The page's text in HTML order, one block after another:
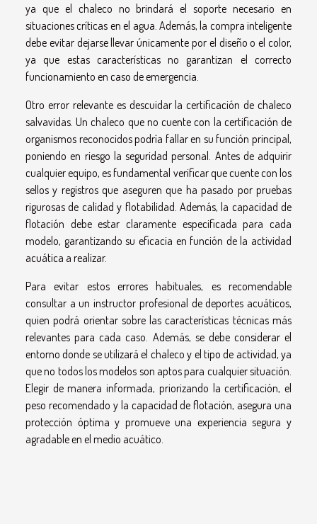
ya que el chaleco no brindará el soporte necesario en
situaciones críticas en el agua. Además, la compra inteligente
debe evitar dejarse llevar únicamente por el diseño o el color,
ya que estas características no garantizan el correcto
funcionamiento en caso de emergencia.
Otro error relevante es descuidar la certificación de chaleco
salvavidas. Un chaleco que no cuente con la certificación de
organismos reconocidos podría fallar en su función principal,
poniendo en riesgo la seguridad personal. Antes de adquirir
cualquier equipo, es fundamental verificar que cuente con los
sellos y registros que aseguren que ha pasado por pruebas
rigurosas de calidad y flotabilidad. Además, la capacidad de
flotación debe estar claramente especificada para cada
modelo, garantizando su eficacia en función de la actividad
acuática a realizar.
Para evitar estos errores habituales, es recomendable
consultar a un instructor profesional de deportes acuáticos,
quien podrá orientar sobre las características técnicas más
relevantes para cada caso. Además, se debe considerar el
entorno donde se utilizará el chaleco y el tipo de actividad, ya
que no todos los modelos son aptos para cualquier situación.
Elegir de manera informada, priorizando la certificación, el
peso recomendado y la capacidad de flotación, asegura una
protección óptima y promueve una experiencia segura y
agradable en el medio acuático.